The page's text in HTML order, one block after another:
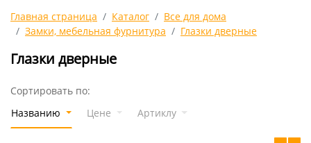
Главная страница Каталог
Все для дома
Замки, мебельная фурнитура
Глазки дверные
Глазки дверные
Сортировать по:
Названию
Цене Артиклу